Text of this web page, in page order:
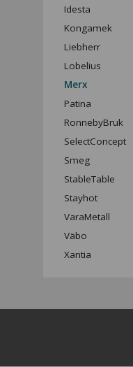
Idesta
Kongamek
Liebherr
Lobelius
Merx
Patina
RonnebyBruk
SelectConcept
Smeg
StableTable
Stayhot
VaraMetall
Väbo
Xantia